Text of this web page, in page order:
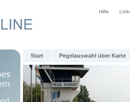
Hilfe
Start Pegelauswahl über Karte